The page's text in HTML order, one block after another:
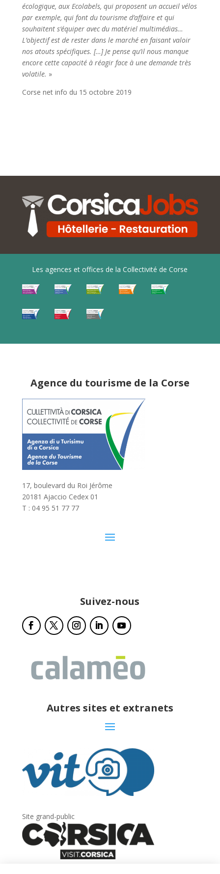
écologique, aux Ecolabels, qui proposent un accueil vélos
par exemple, qui font du tourisme d’affaire et qui
souhaitent s‘équiper avec du matériel multimédias…
L’objectif est de rester dans le marché en faisant valoir
nos atouts spécifiques. […] Je pense qu’il nous manque
encore cette capacité à réagir face à une demande très
volatile. »
Corse net info du 15 octobre 2019
Les agences et offices de la Collectivité de Corse
Agence du tourisme de la Corse
17, boulevard du Roi Jérôme
20181 Ajaccio Cedex 01
T : 04 95 51 77 77
Suivez-nous
Autres sites et extranets
Site grand-public